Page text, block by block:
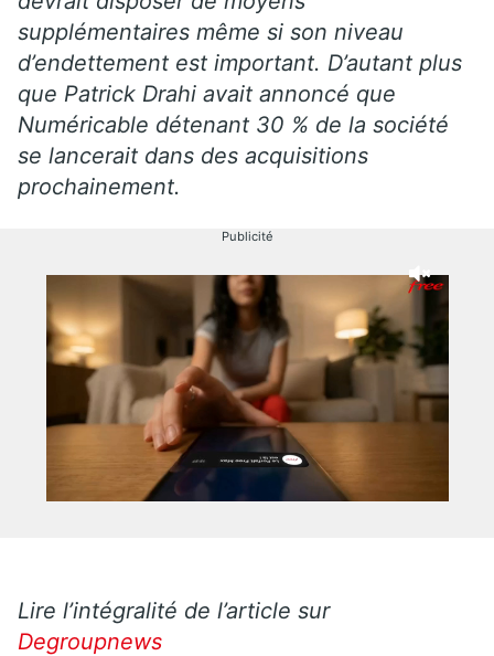
supplémentaires même si son niveau
d’endettement est important. D’autant plus
que Patrick Drahi avait annoncé que
Numéricable détenant 30 % de la société
se lancerait dans des acquisitions
prochainement.
Publicité
Lire l’intégralité de l’article sur
Degroupnews